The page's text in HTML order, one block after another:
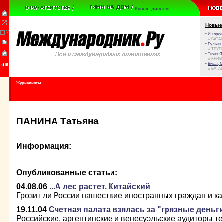
Куплю диплом
Новые
• И
//
•
//
• Тихая
//
• Виват,
//
Журналисты
ПАНИНА Татьяна
Информация:
Опубликованные статьи:
04.08.06 ...А лес растет. Китайский
Грозит ли России нашествие иностранных граждан и
19.11.04 Счетная палата взялась за "грязные
Российские, аргентинские и венесуэльские аудиторы